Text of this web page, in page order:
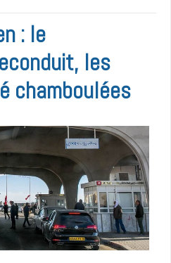
: le
les
chamboulées